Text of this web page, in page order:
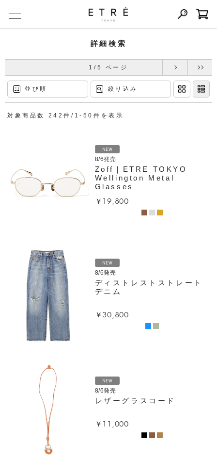
詳細検索
1/5 ページ
並び順 絞り込み
対象商品数 242件/1-50件を表示
8/6発売
Zoff｜ETRE TOKYO
Wellington Metal
Glasses
￥19,800
8/6発売
ディストレストストレート
デニム
￥30,800
8/6発売
レザーグラスコード
￥11,000